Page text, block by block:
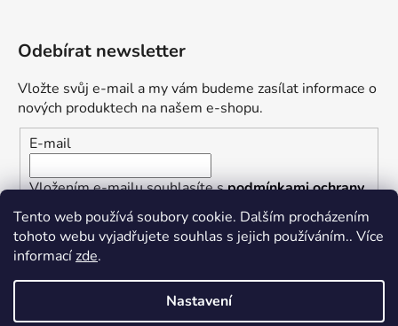
Tento web používá soubory cookie. Dalším procházením
tohoto webu vyjadřujete souhlas s jejich používáním.. Více
informacízde.
Nastavení
Odebírat newsletter
Vložte svůj e-mail a my vám budeme zasílat informace o
nových produktech na našem e-shopu.
E-mail
Vložením e-mailu souhlasíte spodmínkami ochrany
osobních údajů
PŘIHLÁSIT SE